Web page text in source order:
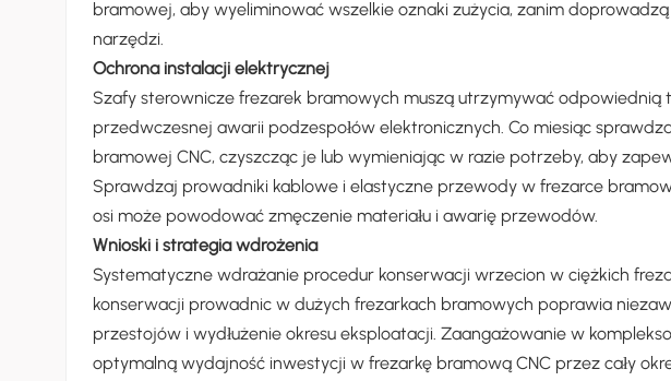
bramowej, aby wyeliminować wszelkie oznaki zużycia, zanim
narzędzi.
Ochrona instalacji elektrycznej
Szafy sterownicze frezarek bramowych muszą utrzymywać odpowiednią
przedwczesnej awarii podzespołów elektronicznych. Co miesiąc
bramowej CNC, czyszcząc je lub wymieniając w razie potrzeby, aby
Sprawdzaj prowadniki kablowe i elastyczne przewody w frezarce
osi może powodować zmęczenie materiału i awarię przewodów.
Wnioski i strategia wdrożenia
Systematyczne wdrażanie procedur konserwacji wrzecion w ciężkich
konserwacji prowadnic w dużych frezarkach bramowych poprawia
przestojów i wydłużenie okresu eksploatacji. Zaangażowanie w
optymalną wydajność inwestycji w frezarkę bramową CNC przez cały